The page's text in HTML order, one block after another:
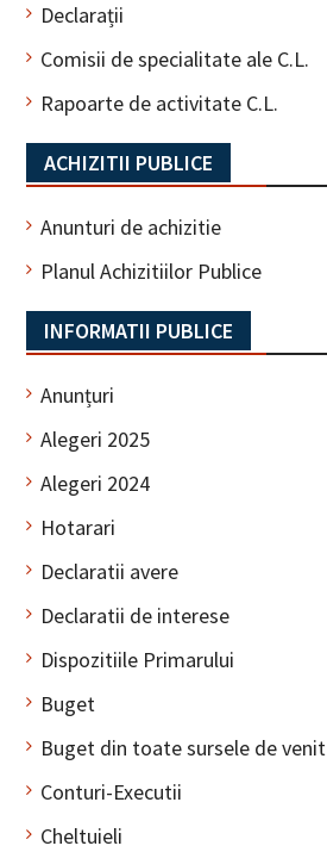
Declarații
Comisii de specialitate ale C.L.
Rapoarte de activitate C.L.
ACHIZITII PUBLICE
Anunturi de achizitie
Planul Achizitiilor Publice
INFORMATII PUBLICE
Anunțuri
Alegeri 2025
Alegeri 2024
Hotarari
Declaratii avere
Declaratii de interese
Dispozitiile Primarului
Buget
Buget din toate sursele de venit
Conturi-Executii
Cheltuieli